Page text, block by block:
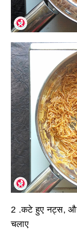
2 .कटे हुए नट्स,
चलाए